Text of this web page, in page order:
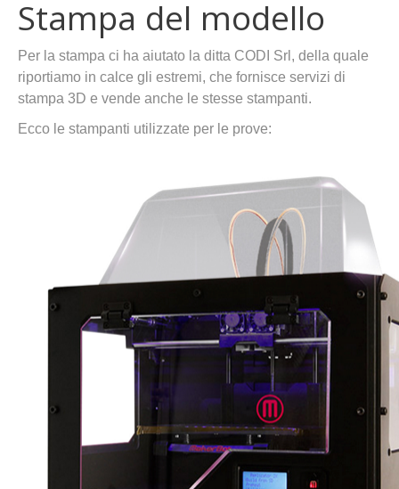
Stampa del modello
Per la stampa ci ha aiutato la ditta CODI Srl, della quale
riportiamo in calce gli estremi, che fornisce servizi di
stampa 3D e vende anche le stesse stampanti.
Ecco le stampanti utilizzate per le prove: